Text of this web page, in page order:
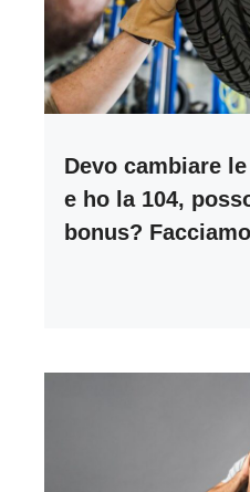
Devo cambiare
e ho la 104,
bonus?